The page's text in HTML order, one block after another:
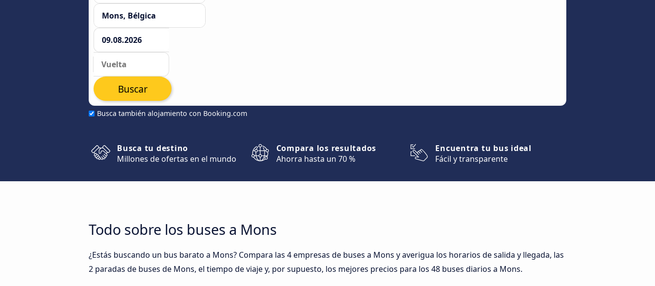
Busca también alojamiento con Booking.com
Buscar
Busca tu destino
Millones de ofertas en el mundo
Compara los resultados
Ahorra hasta un 70 %
Encuentra tu bus ideal
Fácil y transparente
Todo sobre los buses a Mons
¿Estás buscando un bus barato a Mons? Compara las 4 empresas de buses a Mons y averigua los horarios de salida y llegada, las
2 paradas de buses de Mons, el tiempo de viaje y, por supuesto, los mejores precios para los 48 buses diarios a Mons.